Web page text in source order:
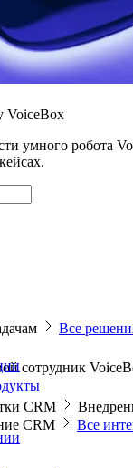
VoiceBox
умного робота
Все
сотрудник
CRM
CRM Все